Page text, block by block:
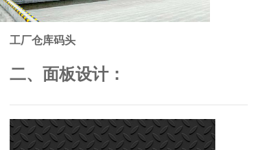
工厂仓库码头
二、面板设计：